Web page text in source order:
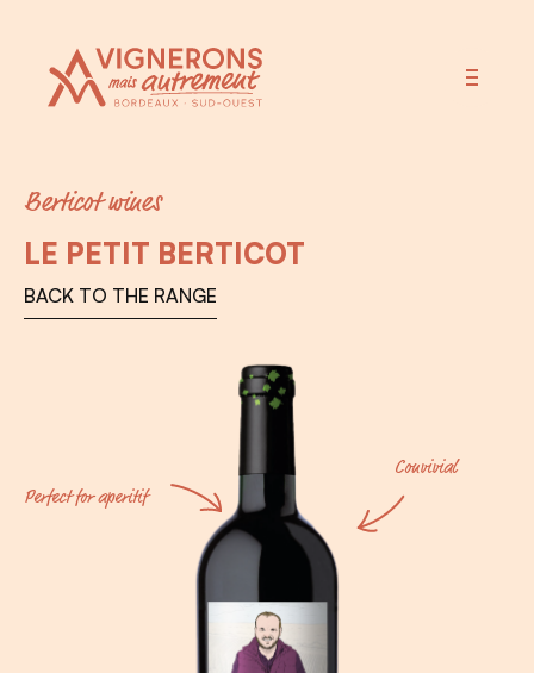
LE PETIT BERTICOT
Berticot wines
BACK TO THE RANGE
Perfect for aperitif
Convivial